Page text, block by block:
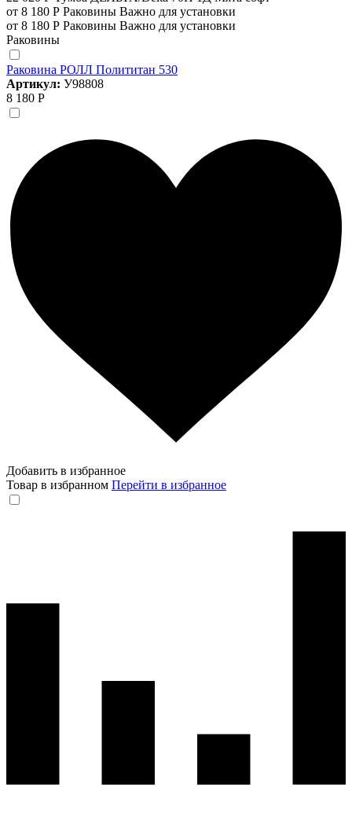
от 8 180 Р Раковины Важно для установки
от 8 180 Р Раковины Важно для установки
Раковины
Раковина РОЛЛ Полититан 530
Артикул: У98808
8 180 Р
Добавить в избранное
Товар в избранном Перейти в избранное